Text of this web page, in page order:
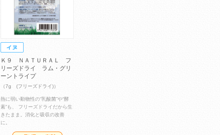
Ｋ９ ＮＡＴＵＲＡＬ フ
リーズドライ ラム・グリ
ーントライプ
（7g (フリーズドライ)）
熱に弱い動物性の“乳酸菌”や“酵
素”も、 フリーズドライだから生
きたまま。消化と吸収の改善
に。